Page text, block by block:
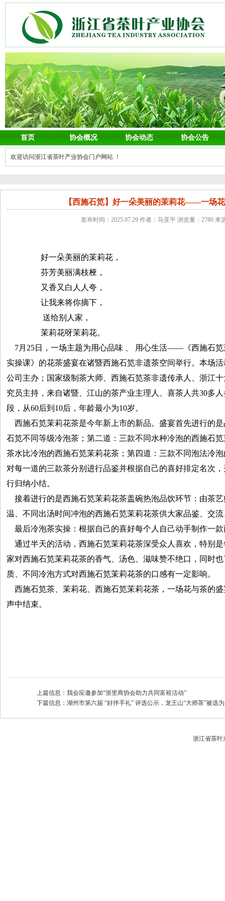
首页 协会概况 协会动态 协会公告
欢迎访问浙江省茶叶产业协会门户网站 ！
【西施石笕】好一朵美丽的茉莉花——一场
发布时间：2025.07.29 作者：马亚平 浏览量：2780 来
好一朵美丽的茉莉花，
芬芳美丽满枝桠，
又香又白人人夸，
让我来将你摘下，
送给别人家，
茉莉花呀茉莉花。‌‌
7月25日，一场主题为用心品味 、 用心生活——《西施石笕
实操课》的花茶盛宴在诸暨西施石笕非遗茶空间举行。本场
公司主办；国家级制茶大师、西施石笕茶非遗传承人、浙江
究员主持，来自诸暨、江山的茶产业主理人、喜茶人共30多
段，从60后到10后，年龄最小为10岁。
西施石笕茉莉花茶是今年新上市的新品。盛宴首先进行的
石笕不同等级冷泡茶；第二道：三款不同水种冷泡的西施石
茶水比冷泡的西施石笕茉莉花茶；第四道：三款不同泡法冷
对每一道的三款茶分别进行品鉴并根据自己的喜好排定名次
行归纳小结。
接着进行的是西施石笕茉莉花茶盖碗热泡品饮环节：由茶
温、不同出汤时间冲泡的西施石笕茉莉花茶供大家品鉴、交
最后冷泡茶实操：根据自己的喜好每个人自己动手制作一
通过半天的活动，西施石笕茉莉花茶深受众人喜欢，特别
家对西施石笕茉莉花茶的香气、汤色、滋味赞不绝口，同时
质、不同冷泡方式对西施石笕茉莉花茶的口感有一定影响。
西施石笕茶、茉莉花、西施石笕茉莉花茶，一场花与茶的
声中结束。
上篇信息： 我会应邀参加“浙里商协会助力共同富裕活动”
下篇信息： 湖州市第六届 “好伴手礼” 评选公示，龙王山“大师茶”被选
浙江省茶